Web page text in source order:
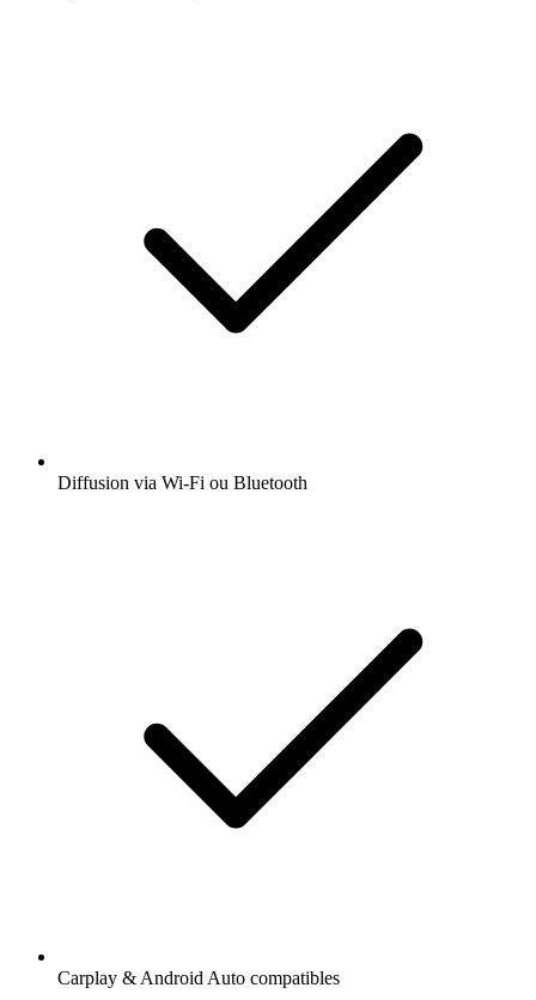
Diffusion via Wi-Fi ou Bluetooth
Carplay & Android Auto compatibles